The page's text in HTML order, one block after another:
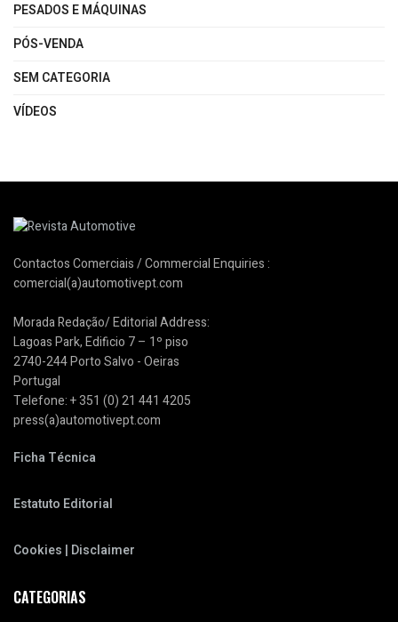
PESADOS E MÁQUINAS
PÓS-VENDA
SEM CATEGORIA
VÍDEOS
Contactos Comerciais / Commercial Enquiries :
comercial(a)automotivept.com
Morada Redação/ Editorial Address:
Lagoas Park, Edificio 7 – 1º piso
2740-244 Porto Salvo - Oeiras
Portugal
Telefone: + 351 (0) 21 441 4205
press(a)automotivept.com
Ficha Técnica
Estatuto Editorial
Cookies | Disclaimer
CATEGORIAS